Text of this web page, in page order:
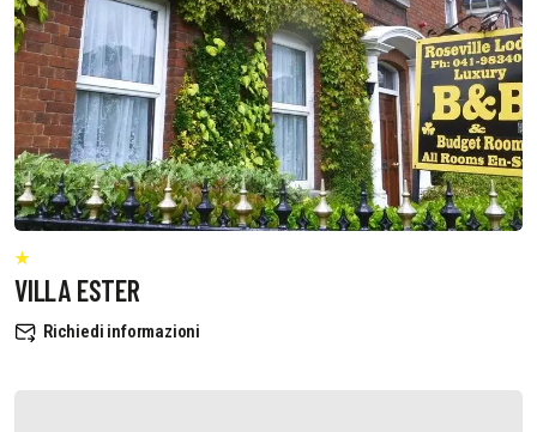
VILLA ESTER
Richiedi informazioni